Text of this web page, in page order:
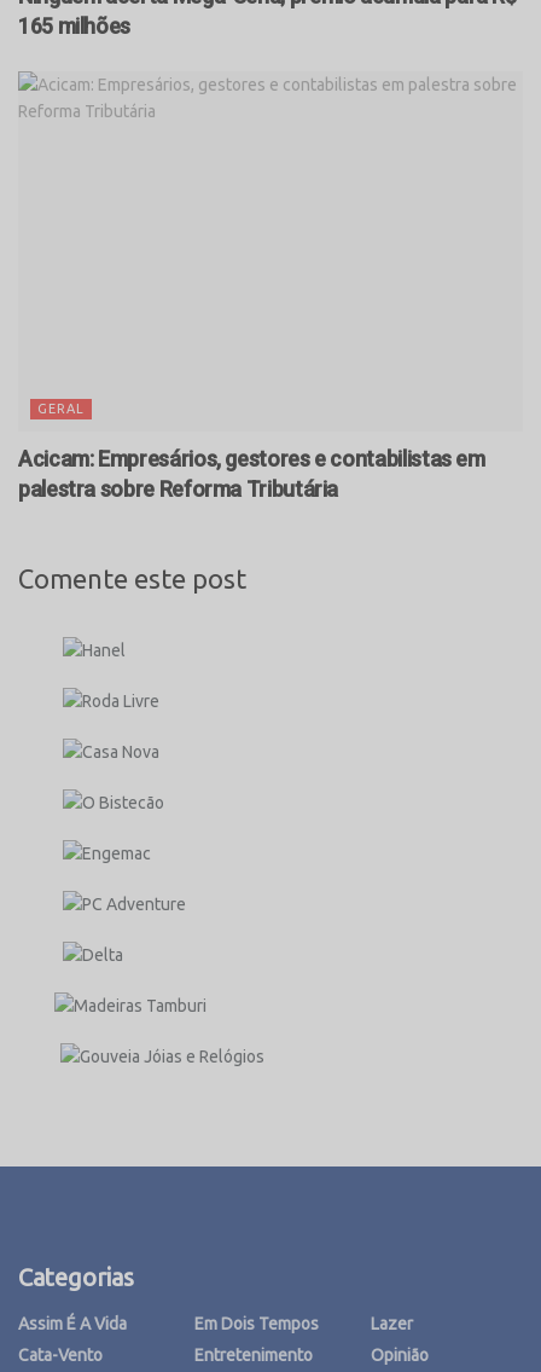
165 milhões
GERAL
Acicam: Empresários, gestores e contabilistas em
palestra sobre Reforma Tributária
Comente este post
Categorias
Assim É A Vida
Cata-Vento
Em Dois Tempos
Entretenimento
Lazer
Opinião